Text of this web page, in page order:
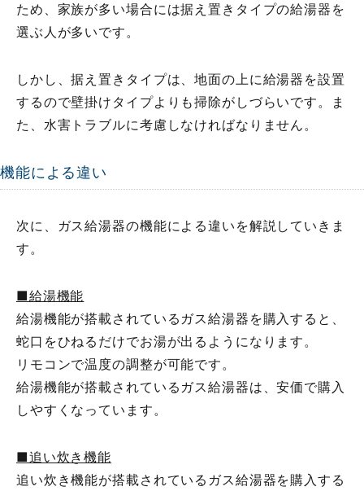
ため、家族が多い場合には据え置きタイプの給湯器を
選ぶ人が多いです。
しかし、据え置きタイプは、地面の上に給湯器を設置
するので壁掛けタイプよりも掃除がしづらいです。ま
た、水害トラブルに考慮しなければなりません。
機能による違い
次に、ガス給湯器の機能による違いを解説していきま
す。
■給湯機能
給湯機能が搭載されているガス給湯器を購入すると、
蛇口をひねるだけでお湯が出るようになります。
リモコンで温度の調整が可能です。
給湯機能が搭載されているガス給湯器は、安価で購入
しやすくなっています。
■追い炊き機能
追い炊き機能が搭載されているガス給湯器を購入する